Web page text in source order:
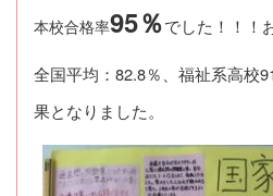
本校合格率95％でした！！！
全国平均：82.8％、福祉系高
果となりました。